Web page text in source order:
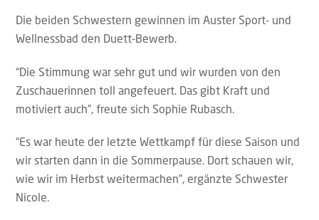
Die beiden Schwestern gewinnen im Auster Sport- und
Wellnessbad den Duett-Bewerb.
“Die Stimmung war sehr gut und wir wurden von den
Zuschauerinnen toll angefeuert. Das gibt Kraft und
motiviert auch”, freute sich Sophie Rubasch.
“Es war heute der letzte Wettkampf für diese Saison und
wir starten dann in die Sommerpause. Dort schauen wir,
wie wir im Herbst weitermachen”, ergänzte Schwester
Nicole.